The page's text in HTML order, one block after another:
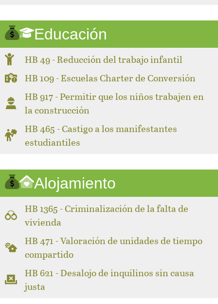
Educación
HB 49 - Reducción del trabajo infantil
HB 109 - Escuelas Charter de Conversión
HB 917 - Permitir que los niños trabajen en
la construcción
HB 465 - Castigo a los manifestantes
estudiantiles
Alojamiento
HB 1365 - Criminalización de la falta de
vivienda
HB 471 - Valoración de unidades de tiempo
compartido
HB 621 - Desalojo de inquilinos sin causa
justa